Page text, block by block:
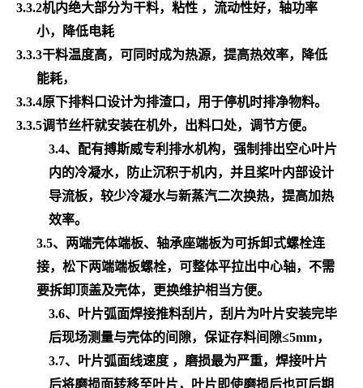
3.3.2机内绝大部分为干料，粘性 ，流动性好，轴功率
小，降低电耗
3.3.3干料温度高，可同时成为热源，提高热效率，降低
能耗，
3.3.4原下排料口设计为排渣口，用于停机时排净物料。
3.3.5调节丝杆就安装在机外，出料口处，调节方便。
3.4、配有搏斯威专利排水机构，强制排出空心叶片
内的冷凝水，防止沉积于机内，并且桨叶内部设计
导流板，较少冷凝水与新蒸汽二次换热，提高加热
效率。
3.5、两端壳体端板、轴承座端板为可拆卸式螺栓连
接，松下两端端板螺栓，可整体平拉出中心轴，不需
要拆卸顶盖及壳体，更换维护相当方便。
3.6、叶片弧面焊接推料刮片，刮片为叶片安装完毕
后现场测量与壳体的间隙，保证存料间隙≤5mm，
3.7、叶片弧面线速度 ，磨损最为严重，焊接叶片
后将磨损面转移至叶片，叶片即使磨损后也可后期